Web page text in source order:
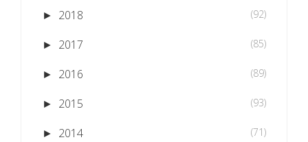
► 2018 (92)
► 2017 (85)
► 2016 (89)
► 2015 (93)
► 2014 (71)